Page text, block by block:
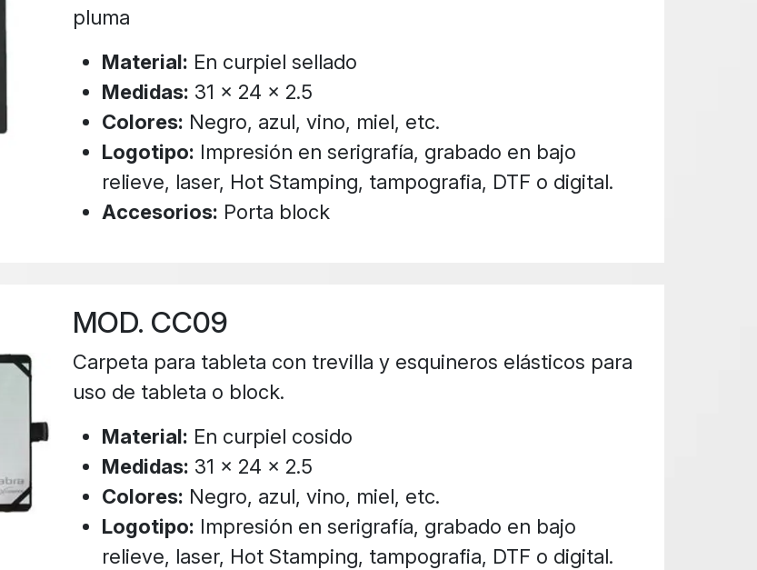
pluma
Material: En curpiel sellado
Medidas: 31 x 24 x 2.5
Colores: Negro, azul, vino, miel, etc.
Logotipo: Impresión en serigrafía, grabado en bajo
relieve, laser, Hot Stamping, tampografia, DTF o digital.
Accesorios: Porta block
MOD. CC09
Carpeta para tableta con trevilla y esquineros elásticos para
uso de tableta o block.
Material: En curpiel cosido
Medidas: 31 x 24 x 2.5
Colores: Negro, azul, vino, miel, etc.
Logotipo: Impresión en serigrafía, grabado en bajo
relieve, laser, Hot Stamping, tampografia, DTF o digital.